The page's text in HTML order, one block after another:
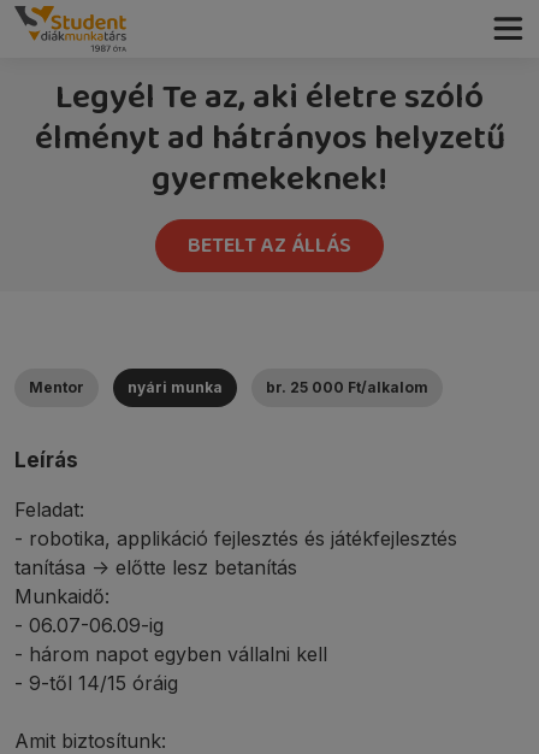
Legyél Te az, aki életre szóló
élményt ad hátrányos helyzetű
gyermekeknek!
BETELT AZ ÁLLÁS
Mentor nyári munka br. 25 000 Ft/alkalom
Leírás
Feladat:
- robotika, applikáció fejlesztés és játékfejlesztés
tanítása -> előtte lesz betanítás
Munkaidő:
- 06.07-06.09-ig
- három napot egyben vállalni kell
- 9-től 14/15 óráig
Amit biztosítunk: